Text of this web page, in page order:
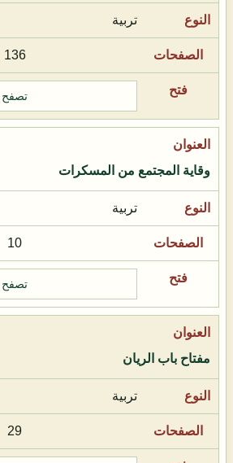
تربية
136
تصفح
وقاية المجتمع من المسكرات
تربية
10
تصفح
مفتاح باب الريان
تربية
29